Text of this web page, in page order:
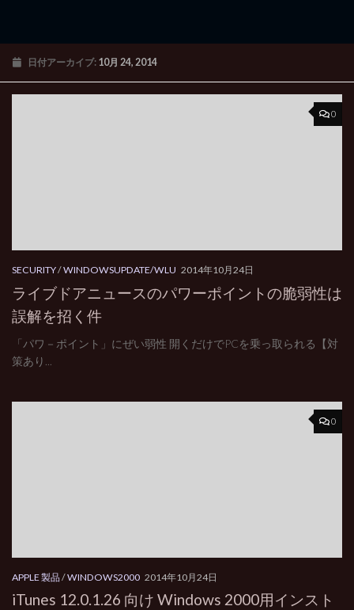
日付アーカイブ: 10月 24, 2014
0
SECURITY/WINDOWSUPDATE/WLU 2014年10月24日
ライブドアニュースのパワーポイントの脆弱性は
誤解を招く件
「パワ－ポイント」にぜい弱性 開くだけでPCを乗っ取られる【対
策あり...
0
APPLE 製品/WINDOWS2000 2014年10月24日
iTunes 12.0.1.26 向け Windows 2000用インスト